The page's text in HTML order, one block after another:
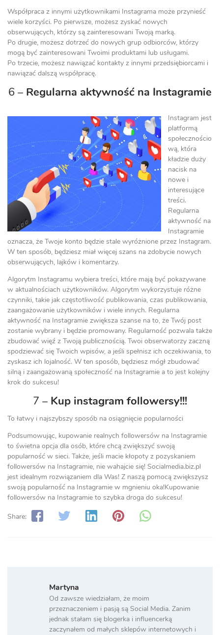
Współpraca z innymi użytkownikami Instagrama może przynieść
wiele korzyści. Po pierwsze, możesz zyskać nowych
obserwujących, którzy są zainteresowani Twoją marką.
Po drugie, możesz dotrzeć do nowych grup odbiorców, którzy
mogą być zainteresowani Twoimi produktami lub usługami.
Po trzecie, możesz nawiązać kontakty z innymi przedsiębiorcami i
nawiązać dalszą współpracę.
6 – Regularna aktywność na Instagramie
Instagram jest
platformą
społecznościo
wą, która
kładzie duży
nacisk na
nowe i
interesujące
treści.
Regularna
aktywność na
Instagramie
oznacza, że Twoje konto będzie stale wyróżnione przez Instagram.
W ten sposób, będziesz miał więcej szans na zdobycie nowych
obserwujących, lajków i komentarzy.
Algorytm Instagramu wybiera treści, które mają być pokazywane
w aktualnościach użytkowników. Algorytm wykorzystuje różne
czynniki, takie jak częstotliwość publikowania, czas publikowania,
zaangażowanie użytkowników i wiele innych. Regularna
aktywność na Instagramie zwiększa szanse na to, że Twój post
zostanie wybrany i będzie promowany. Regularność pozwala także
zbudować więź z Twoją publicznością. Twoi obserwatorzy zaczną
spodziewać się Twoich wpisów, a jeśli spełnisz ich oczekiwania, to
zyskasz ich lojalność. W ten sposób, będziesz mógł zbudować
silną i zaangażowaną społeczność na Instagramie a to jest kolejny
krok do sukcesu!
7 – Kup instagram followersy!!!
To łatwy i najszybszy sposób na osiągnięcie popularności
Podsumowując, kupowanie realnych followersów na Instagramie
to świetna opcja dla osób, które chcą zwiększyć swoją
popularność w sieci. Także, jeśli macie kłopoty z pozyskaniem
followersów na Instagramie, nie wahajcie się! Socialmedia.biz.pl
jest idealnym rozwiązaniem dla Was! Z naszą pomocą zwiększysz
swoją popularność na Instagramie w mgnieniu oka!Kupowanie
followersów na Instagramie to szybka droga do sukcesu!
Share:
Martyna
Od zawsze wiedziałam, że moim
przeznaczeniem i pasją są Social Media. Zanim
jednak stałam się blogerka i influencerką
zaczynałem od małych sklepów internetowych i